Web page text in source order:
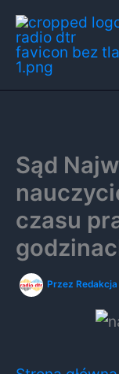
Przejdź
do
treści
Sąd
czasu
Przez Redakcja